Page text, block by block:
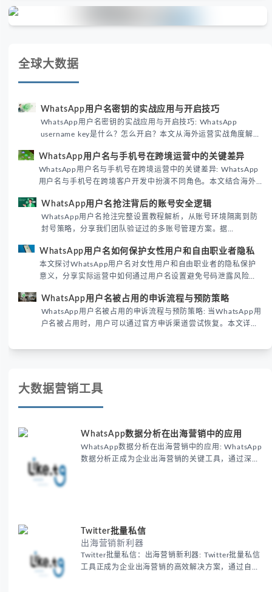
全球大数据
WhatsApp用户名密钥的实战应用与开启技巧
WhatsApp用户名密钥的实战应用与开启技巧: WhatsApp
username key是什么？怎么开启？本文从海外运营实战角度解析
跨境团队高效触达目标客户。
WhatsApp用户名与手机号在跨境运营中的关键差异
WhatsApp用户名与手机号在跨境运营中的关键差异: WhatsApp
用户名与手机号在跨境客户开发中扮演不同角色。本文结合海外
中的实际差异，帮助团队优化WhatsApp营销策略。
WhatsApp用户名抢注背后的账号安全逻辑
WhatsApp用户名抢注完整设置教程解析，从账号环境隔离到防
封号策略，分享我们团队验证过的多账号管理方案。据
定性直接影响转化率。
WhatsApp用户名如何保护女性用户和自由职业者隐私
本文探讨WhatsApp用户名对女性用户和自由职业者的隐私保护
意义，分享实际运营中如何通过用户名设置避免号码泄露风险，
保护已成为全球数字沟通的首要考量。
WhatsApp用户名被占用的申诉流程与预防策略
WhatsApp用户名被占用的申诉流程与预防策略: 当WhatsApp用
户名被占用时，用户可以通过官方申诉渠道尝试恢复。本文详细
WhatsApp账号安全。
大数据营销工具
WhatsApp数据分析在出海营销中的应用
WhatsApp数据分析在出海营销中的应用: WhatsApp
数据分析正成为企业出海营销的关键工具，通过深度
Twitter批量私信
出海营销新利器
Twitter批量私信：出海营销新利器: Twitter批量私信
工具正成为企业出海营销的高效解决方案，通过自动